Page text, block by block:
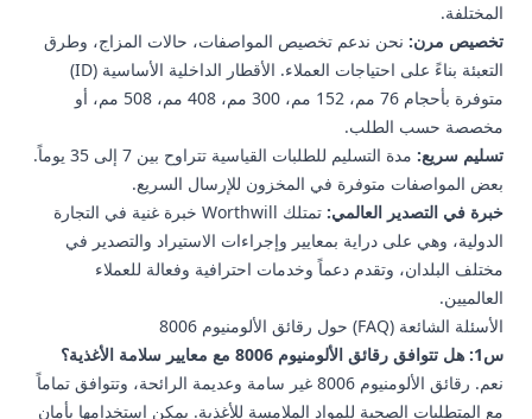
المختلفة.
تخصيص مرن: نحن ندعم تخصيص المواصفات، حالات المزاج، وطرق
التعبئة بناءً على احتياجات العملاء. الأقطار الداخلية الأساسية (ID)
متوفرة بأحجام 76 مم، 152 مم، 300 مم، 408 مم، 508 مم، أو
مخصصة حسب الطلب.
تسليم سريع:
مدة التسليم للطلبات القياسية تتراوح بين 7 إلى 35 يوماً.
بعض المواصفات متوفرة في المخزون للإرسال السريع.
خبرة في التصدير العالمي:
تمتلك Worthwill خبرة غنية في التجارة
الدولية، وهي على دراية بمعايير وإجراءات الاستيراد والتصدير في
مختلف البلدان، وتقدم دعماً وخدمات احترافية وفعالة للعملاء
العالميين.
الأسئلة الشائعة (FAQ) حول رقائق الألومنيوم 8006
س1: هل تتوافق رقائق الألومنيوم 8006 مع معايير سلامة الأغذية؟
نعم. رقائق الألومنيوم 8006 غير سامة وعديمة الرائحة، وتتوافق تماماً
مع المتطلبات الصحية للمواد الملامسة للأغذية. يمكن استخدامها بأمان